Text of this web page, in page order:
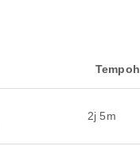
Tempoh
2j 5m